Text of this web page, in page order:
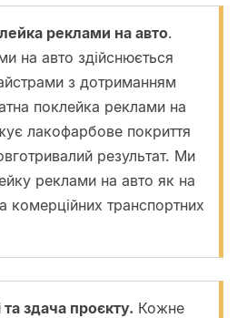
реклами на авто.
на авто здійснюється
з дотриманням
поклейка реклами на
лакофарбове покриття
результат. Ми
реклами на авто як на
комерційних транспортних
здача проєкту. Кожне